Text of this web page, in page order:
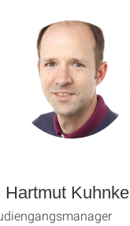
Hartmut Kuhnke